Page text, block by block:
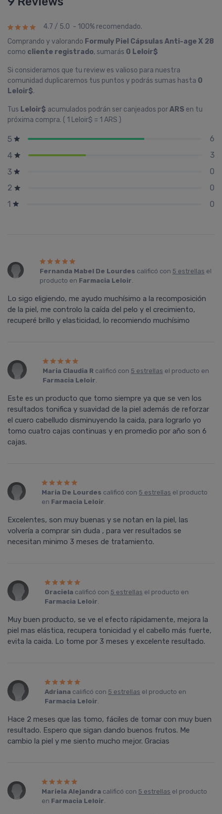
4.7 / 5.0 - 100% recomendado.
Comprando y valorando Formuly Piel Cápsulas Anti-age X 28
como cliente registrado, sumarás 0 Leloir$
Si consideramos que tu review es valioso para nuestra
comunidad duplicaremos tus puntos y podrás sumas hasta 0
Leloir$.
Tus Leloir$ acumulados podrán ser canjeados porARS en tu
próxima compra. ( 1 Leloir$ = 1 ARS )
5
6
4
3
3
0
2
0
1
0
Fernanda Mabel De Lourdes calificó con 5 estrellas el
producto en Farmacia Leloir.
Lo sigo eligiendo, me ayudo muchísimo a la recomposición
de la piel, me controlo la caída del pelo y el crecimiento,
recuperé brillo y elasticidad, lo recomiendo muchísimo
Maria Claudia Rcalificó con 5 estrellas el producto en
Farmacia Leloir.
Este es un producto que tomo siempre ya que se ven los
resultados tonifica y suavidad de la piel además de reforzar
el cuero cabelludo disminuyendo la caida, para lograrlo yo
tomo cuatro cajas continuas y en promedio por año son 6
cajas.
Maria De Lourdes calificó con 5 estrellas el producto
en Farmacia Leloir.
Excelentes, son muy buenas y se notan en la piel, las
volvería a comprar sin duda , para ver resultados se
necesitan minimo 3 meses de tratamiento.
Graciela calificó con 5 estrellas el producto en
Farmacia Leloir.
Muy buen producto, se ve el efecto rápidamente, mejora la
piel mas elástica, recupera tonicidad y el cabello más fuerte,
evita la caida. Lo tome por 3 meses y excelente resultado.
Adriana calificó con 5 estrellas el producto en
Farmacia Leloir.
Hace 2 meses que las tomo, fáciles de tomar con muy buen
resultado. Espero que sigan dando buenos frutos. Me
cambio la piel y me siento mucho mejor. Gracias
Mariela Alejandra calificó con 5 estrellas el producto
en Farmacia Leloir.